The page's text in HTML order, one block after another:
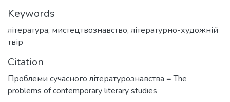
Keywords
література, мистецтвознавство, літературно-художній
твір
Citation
Проблеми сучасного літературознавства = The
problems of contemporary literary studies